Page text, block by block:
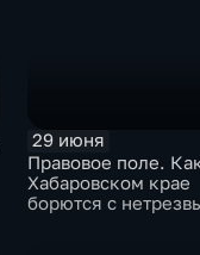
29 июня
Правовое поле.
Хабаровском крае
борются с